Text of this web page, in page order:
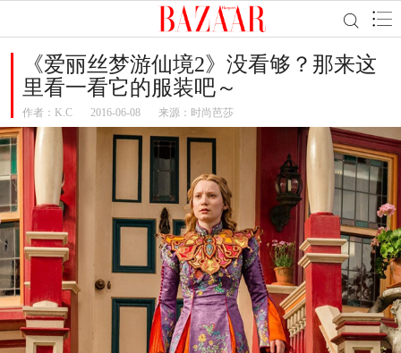
《爱丽丝梦游仙境2》没看够？那来这
里看一看它的服装吧～
作者： K.C 2016-06-08 来源：时尚芭莎